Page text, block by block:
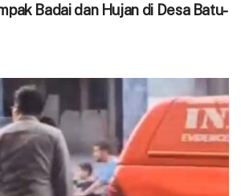
Badai dan Hujan di Desa Batu-